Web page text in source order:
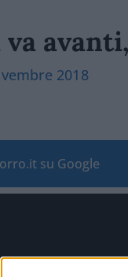
va
2018
su Google